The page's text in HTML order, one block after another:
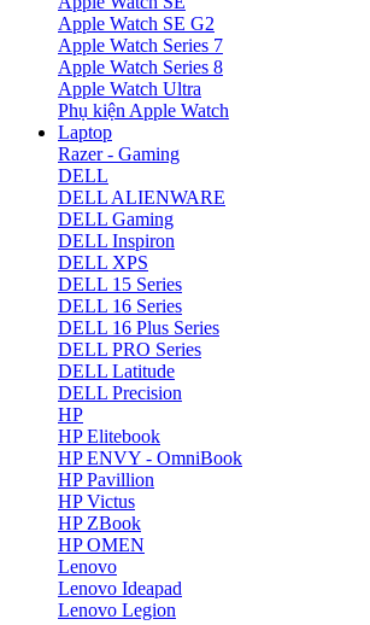
Apple Watch SE G2
Apple Watch Series 7
Apple Watch Series 8
Apple Watch Ultra
Phụ kiện Apple Watch
Laptop
Razer - Gaming
DELL
DELL ALIENWARE
DELL Gaming
DELL Inspiron
DELL XPS
DELL 15 Series
DELL 16 Series
DELL 16 Plus Series
DELL PRO Series
DELL Latitude
DELL Precision
HP
HP Elitebook
HP ENVY - OmniBook
HP Pavillion
HP Victus
HP ZBook
HP OMEN
Lenovo
Lenovo Ideapad
Lenovo Legion